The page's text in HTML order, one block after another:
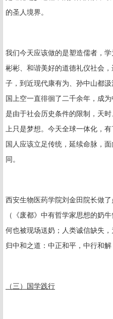
的圣人境界。
我们今天应该做的是塑造儒者，
彬彬、和谐美好的道德礼仪社会
子，到近现代康有为、孙中山都
国上空一直徘徊了二千余年，成
是由于社会历史条件的限制，天
上只是梦想。今天全球一体化，
国人应该立足传统，延续命脉，
同
西安生物医药学院刘金田院长做
（《废都》中有哲学家思想的奶
何也被现场送奶；人类诚信缺失
归中和之道：中正和平，中行和解
（三）国学践行